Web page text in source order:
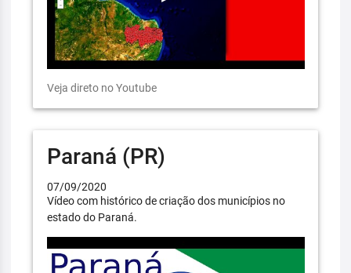
Veja direto no Youtube
Paraná (PR)
07/09/2020
Vídeo com histórico de criação dos municípios no
estado do Paraná.